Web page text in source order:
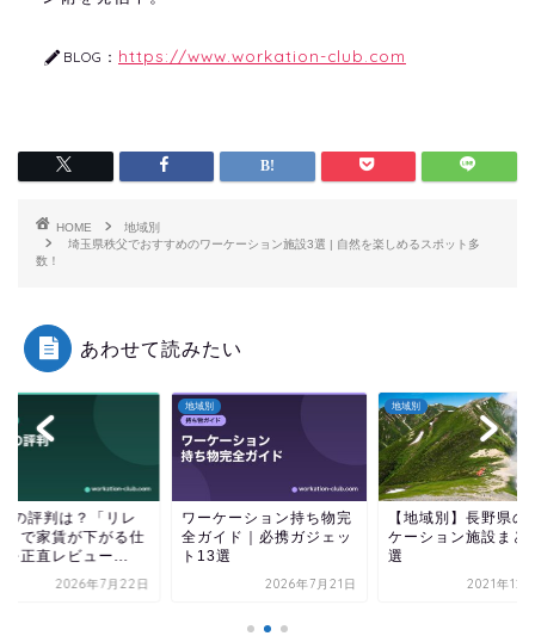
BLOG： https://www.workation-club.com
HOME
地域別
埼玉県秩父でおすすめのワーケーション施設3選 | 自然を楽しめるスポット多
数！
あわせて読みたい
ーケーション持ち物完
ガイド｜必携ガジェッ
13選
2026年7月21日
地域別
【地域別】長野県のワー
ケーション施設まとめ3
選
2021年12月10日
地域別
unitoの評判は？
ント」で家賃が下
2026年